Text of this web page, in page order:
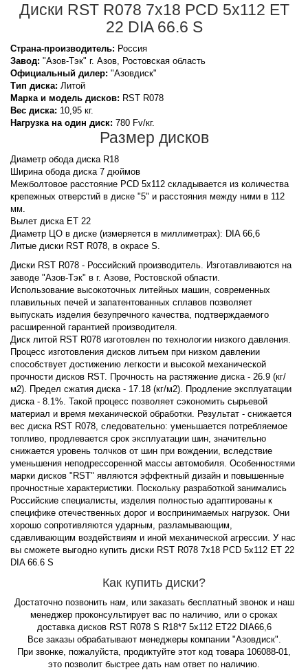
Диски RST R078 7x18 PCD 5x112 ET
22 DIA 66.6 S
Страна-производитель: Россия
Завод: "Азов-Тэк" г. Азов, Ростовская область
Официальный дилер: "Азовдиск"
Тип диска: Литой
Марка и модель дисков: RST R078
Вес диска: 10,95 кг.
Нагрузка на один диск: 780 Fv/кг.
Размер дисков
Диаметр обода диска R18
Ширина обода диска 7 дюймов
Межболтовое расстояние PCD 5x112 складывается из количества
крепежных отверстий в диске "5" и расстояния между ними в 112
мм.
Вылет диска ET 22
Диаметр ЦО в диске (измеряется в миллиметрах): DIA 66,6
Литые диски RST R078, в окрасе S.
Диски RST R078 - Российский производитель. Изготавливаются на
заводе "Азов-Тэк" в г. Азове, Ростовской области.
Использование высокоточных литейных машин, современных
плавильных печей и запатентованных сплавов позволяет
выпускать изделия безупречного качества, подтверждаемого
расширенной гарантией производителя.
Диск литой RST R078 изготовлен по технологии низкого давления.
Процесс изготовления дисков литьем при низком давлении
способствует достижению легкости и высокой механической
прочности дисков RST. Прочность на растяжение диска - 26.9 (кг/
м2). Предел сжатия диска - 17.18 (кг/м2). Продление эксплуатации
диска - 8.1%. Такой процесс позволяет сэкономить сырьевой
материал и время механической обработки. Результат - снижается
вес диска RST R078, следовательно: уменьшается потребляемое
топливо, продлевается срок эксплуатации шин, значительно
снижается уровень толчков от шин при вождении, вследствие
уменьшения неподрессоренной массы автомобиля. Особенностями
марки дисков "RST" являются эффектный дизайн и повышенные
прочностные характеристики. Поскольку разработкой занимались
Российские специалисты, изделия полностью адаптированы к
специфике отечественных дорог и воспринимаемых нагрузок. Они
хорошо сопротивляются ударным, разламывающим,
сдавливающим воздействиям и иной механической агрессии. У нас
вы сможете выгодно купить диски RST R078 7x18 PCD 5x112 ET 22
DIA 66.6 S
Как купить диски?
Достаточно позвонить нам, или заказать бесплатный звонок и наш
менеджер проконсультирует вас по наличию, или о сроках
доставка дисков RST R078 S R18*7 5x112 ET22 DIA66,6
Все заказы обрабатывают менеджеры компании "Азовдиск".
При звонке, пожалуйста, продиктуйте этот код товара 106088-01,
это позволит быстрее дать нам ответ по наличию.